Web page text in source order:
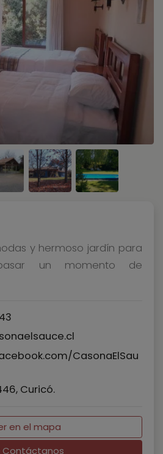
y hermoso jardín para
un momento de
CasonaElSau
Curicó.
en el mapa
Contáctanos